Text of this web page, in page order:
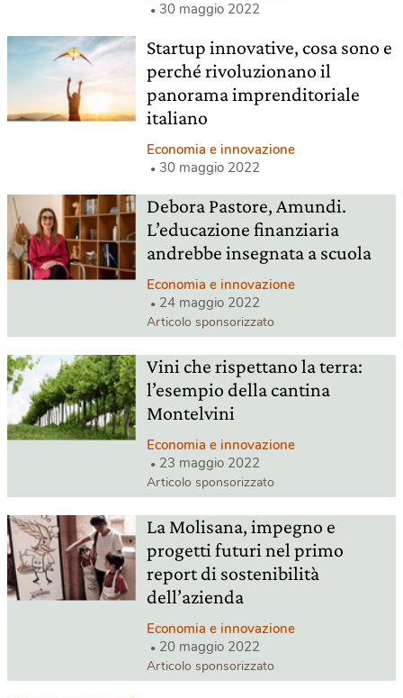
30 maggio 2022
Startup innovative, cosa sono e
perché rivoluzionano il
panorama imprenditoriale
italiano
Economia e innovazione
30 maggio 2022
Debora Pastore, Amundi.
L’educazione finanziaria
andrebbe insegnata a scuola
Economia e innovazione
24 maggio 2022
Articolo sponsorizzato
Vini che rispettano la terra:
l’esempio della cantina
Montelvini
Economia e innovazione
23 maggio 2022
Articolo sponsorizzato
La Molisana, impegno e
progetti futuri nel primo
report di sostenibilità
dell’azienda
Economia e innovazione
20 maggio 2022
Articolo sponsorizzato